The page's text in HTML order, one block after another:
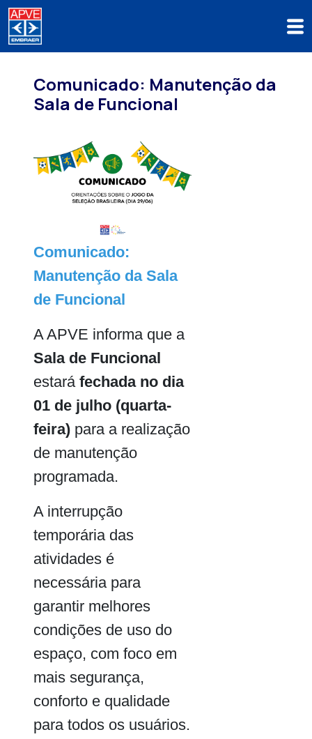
Comunicado: Manutenção da
Sala de Funcional
Comunicado:
Manutenção da Sala
de Funcional
A APVE informa que a
Sala de Funcional
estará fechada no dia
01 de julho (quarta-
feira) para a realização
de manutenção
programada.
A interrupção
temporária das
atividades é
necessária para
garantir melhores
condições de uso do
espaço, com foco em
mais segurança,
conforto e qualidade
para todos os usuários.